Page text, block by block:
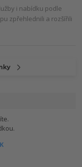
i nabídku podle
zpřehlednili a rozšířili